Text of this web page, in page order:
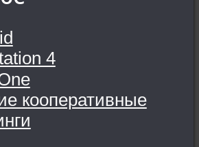
4
кооперативные